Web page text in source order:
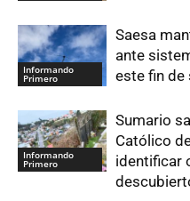
Informando
Primero
Saesa
ante
este fin de
Informando
Primero
Sumario
Católico
identificar